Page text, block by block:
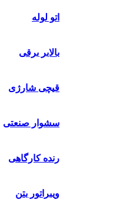
اتو لوله
بالابر برقی
قیچی شارژی
سشوار صنعتی
رنده کارگاهی
ویبراتور بتن